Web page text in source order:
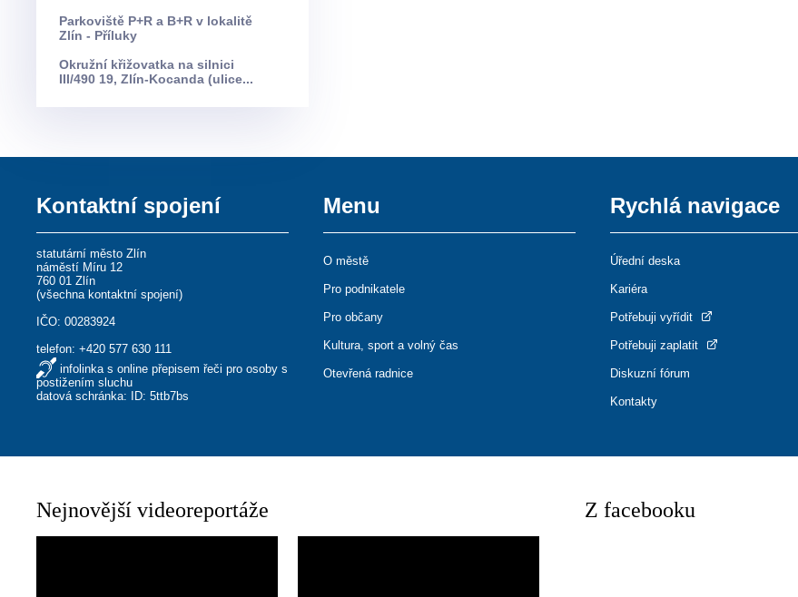
Parkoviště P+R a B+R v lokalitě
Zlín - Příluky
Okružní křižovatka na silnici
III/490 19, Zlín-Kocanda (ulice...
Kontaktní spojení
statutární město Zlín
náměstí Míru 12
760 01 Zlín
(všechna kontaktní spojení)
IČO: 00283924
telefon:+420 577 630 111
infolinka s online přepisem řeči pro osoby s
postižením sluchu
datová schránka: ID: 5ttb7bs
Menu
O městě
Pro podnikatele
Pro občany
Kultura, sport a volný čas
Otevřená radnice
Rychlá navigace
Úřední deska
Kariéra
Potřebuji vyřídit
Potřebuji zaplatit
Diskuzní fórum
Kontakty
Nejnovější videoreportáže Z facebooku